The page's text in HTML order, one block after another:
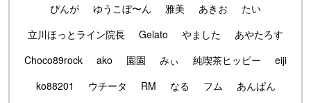
ぴんが
ゆうこぼ〜ん 雅美 あきお
たい
立川ほっとライン院長
Gelato やました
あやたろす
Choco89rock
ako 園園 みぃ 純喫茶ヒッピー
eiji
ko88201
ウチータ RM なる フム
あんぱん